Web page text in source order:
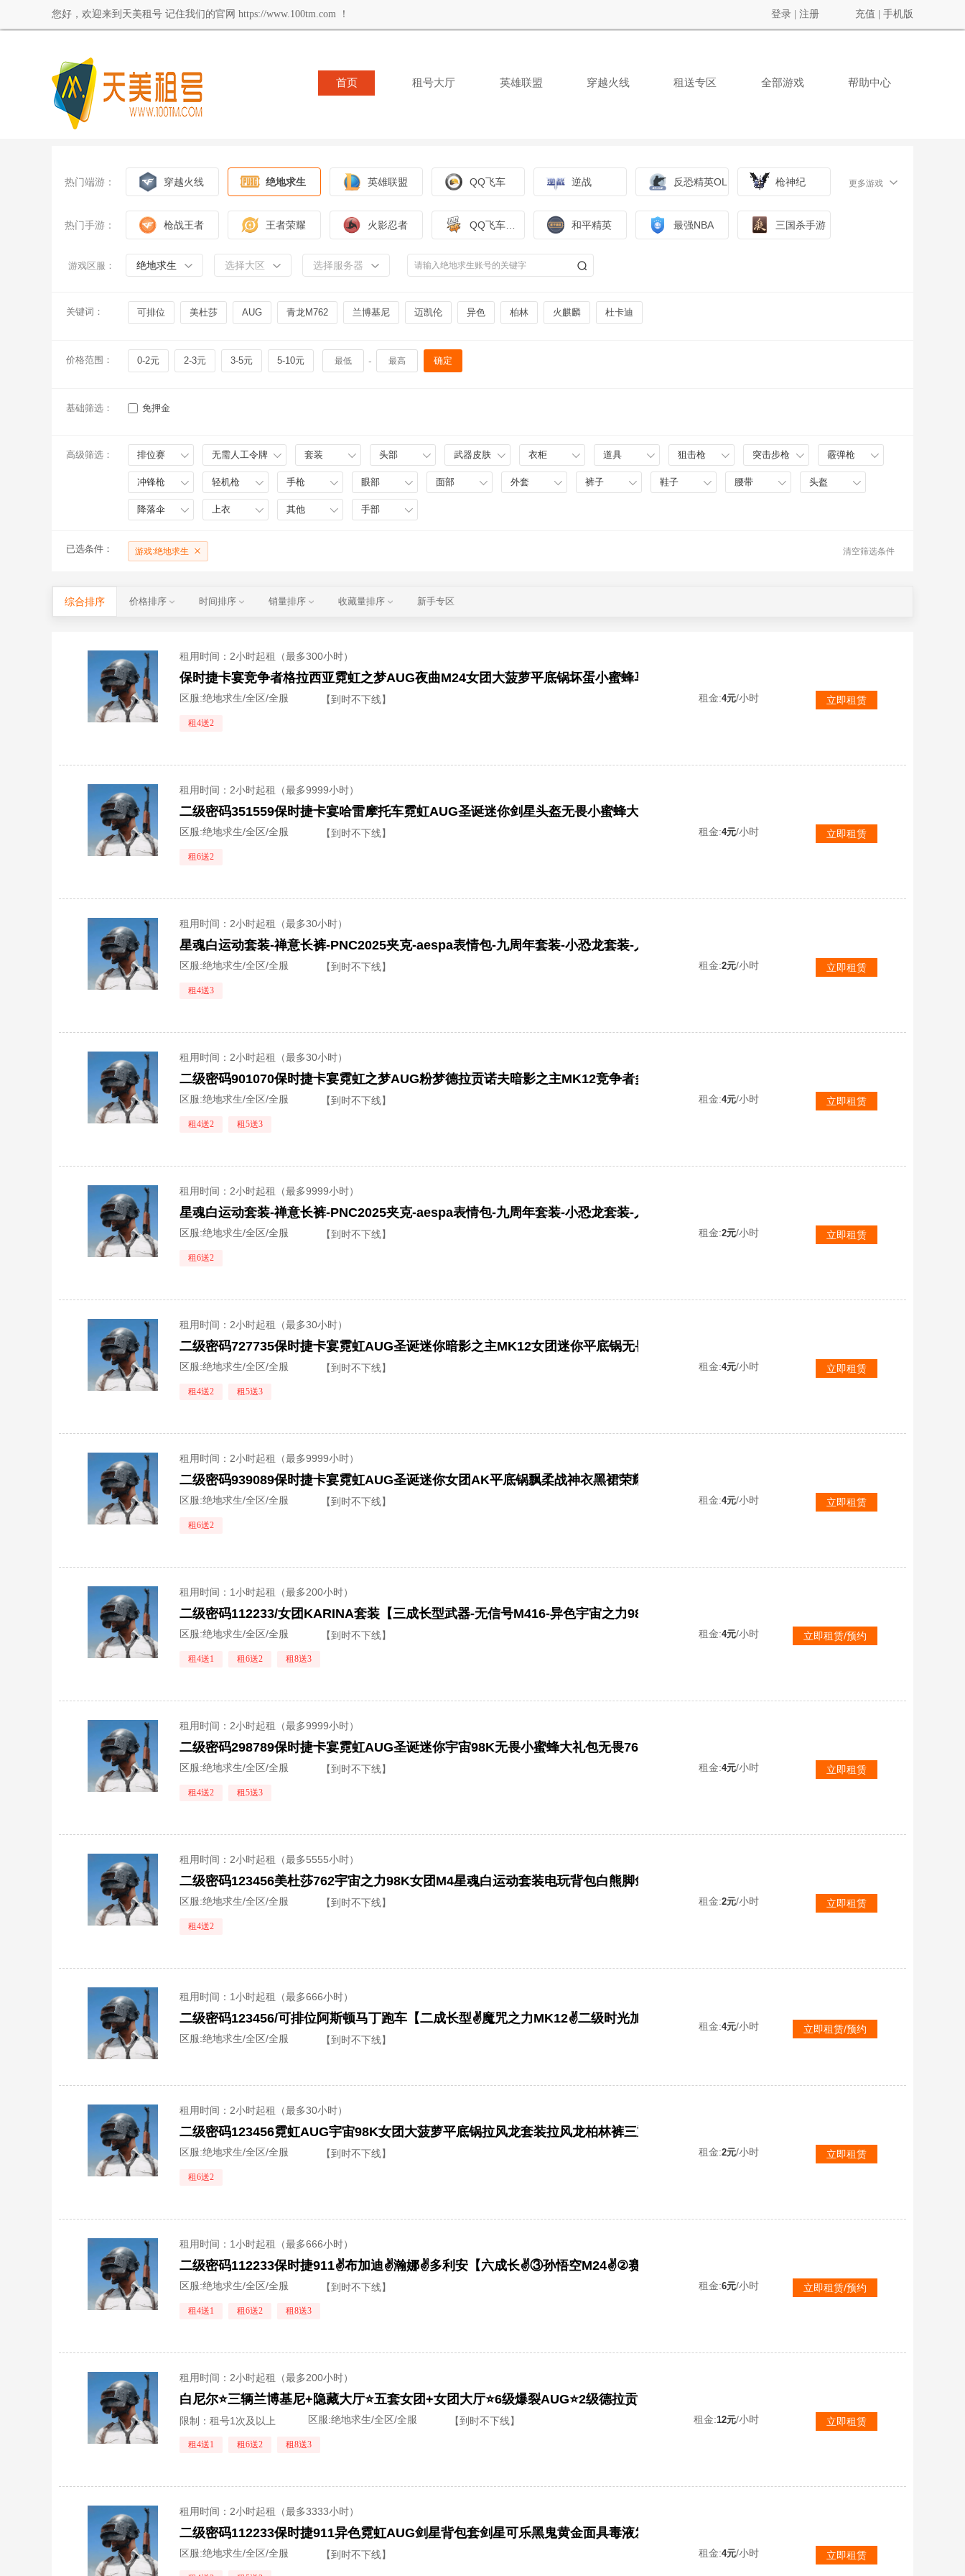
您好，欢迎来到天美租号 记住我们的官网 https://www.100tm.com ！ 登录 注册 充值 手机版
首页 租号大厅 英雄联盟 穿越火线 租送专区 全部游戏 帮助中心
热门端游： 穿越火线 绝地求生 英雄联盟 QQ飞车 逆战 反恐精英OL 枪神纪 更多游戏
热门手游： 枪战王者 王者荣耀 火影忍者 和平精英 最强NBA 三国杀手游
游戏区服： 绝地求生 选择大区 选择服务器
关键词： 可排位 美杜莎 AUG 青龙M762 兰博基尼 迈凯伦 异色 柏林 火麒麟 杜卡迪
价格范围： 0-2元 2-3元 3-5元 5-10元 - 确定
基础筛选： 免押金
高级筛选： 排位赛 无需人工令牌 套装 头部 武器皮肤 衣柜 道具 狙击枪 突击步枪 霰弹枪
冲锋枪 轻机枪 手枪 眼部 面部 外套 裤子 鞋子 腰带 头盔
降落伞 上衣 其他 手部
已选条件： 游戏:绝地求生 清空筛选条件
综合排序 价格排序 时间排序 销量排序 收藏量排序 新手专区
租用时间 ：2小时起租（最多300小时）
保时捷卡宴竞争者格拉西亚霓虹之梦AUG夜曲M24女团大菠萝平底锅坏蛋小蜜蜂马甲
区服:绝地求生/全区/全服 【到时不下线】
租4送2
租金:4元/小时 立即租赁
租用时间 ：2小时起租（最多9999小时）
区服:绝地求生/全区/全服 【到时不下线】
租6送2
租金:4元/小时 立即租赁
租用时间 ：2小时起租（最多30小时）
星魂白运动套装-禅意长裤-PNC2025夹克-aespa表情包-九周年套装-小恐龙套装-人形看板
区服:绝地求生/全区/全服 【到时不下线】
租4送3
租金:2元/小时 立即租赁
租用时间 ：2小时起租（最多30小时）
区服:绝地求生/全区/全服 【到时不下线】
租4送2 租5送3
租金:4元/小时 立即租赁
租用时间 ：2小时起租（最多9999小时）
星魂白运动套装-禅意长裤-PNC2025夹克-aespa表情包-九周年套装-小恐龙套装-人形看板
区服:绝地求生/全区/全服 【到时不下线】
租6送2
租金:2元/小时 立即租赁
租用时间 ：2小时起租（最多30小时）
区服:绝地求生/全区/全服 【到时不下线】
租4送2 租5送3
租金:4元/小时 立即租赁
租用时间 ：2小时起租（最多9999小时）
二级密码939089保时捷卡宴霓虹AUG圣诞迷你女团AK平底锅飘柔战神衣黑裙荣耀AK鲨鱼98K
区服:绝地求生/全区/全服 【到时不下线】
租6送2
租金:4元/小时 立即租赁
租用时间 ：1小时起租（最多200小时）
二级密码112233/女团KARINA套装【三成长型武器-无信号M416-异色宇宙之力98K-午夜惊
区服:绝地求生/全区/全服 【到时不下线】
租4送1 租6送2 租8送3
租金:4元/小时 立即租赁/预约
租用时间 ：2小时起租（最多9999小时）
区服:绝地求生/全区/全服 【到时不下线】
租4送2 租5送3
租金:4元/小时 立即租赁
租用时间 ：2小时起租（最多5555小时）
区服:绝地求生/全区/全服 【到时不下线】
租4送2
租金:2元/小时 立即租赁
租用时间 ：1小时起租（最多666小时）
二级密码123456/可排位阿斯顿马丁跑车【二成长型✌魔咒之力MK12✌二级时光加农SKS】大金牙✌
区服:绝地求生/全区/全服 【到时不下线】
租金:4元/小时 立即租赁/预约
租用时间 ：2小时起租（最多30小时）
区服:绝地求生/全区/全服 【到时不下线】
租6送2
租金:2元/小时 立即租赁
租用时间 ：1小时起租（最多666小时）
二级密码112233保时捷911✌布加迪✌瀚娜✌多利安【六成长✌③孙悟空M24✌②赛搏MK12✌无
区服:绝地求生/全区/全服 【到时不下线】
租4送1 租6送2 租8送3
租金:6元/小时 立即租赁/预约
租用时间 ：2小时起租（最多200小时）
限制：租号1次及以上 区服:绝地求生/全区/全服 【到时不下线】
租4送1 租6送2 租8送3
租金:12元/小时 立即租赁
租用时间 ：2小时起租（最多3333小时）
区服:绝地求生/全区/全服 【到时不下线】 租金:4元/小时 立即租赁